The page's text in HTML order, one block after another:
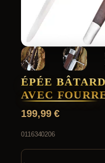
ÉPÉE
AVEC
199,99€
0116340206